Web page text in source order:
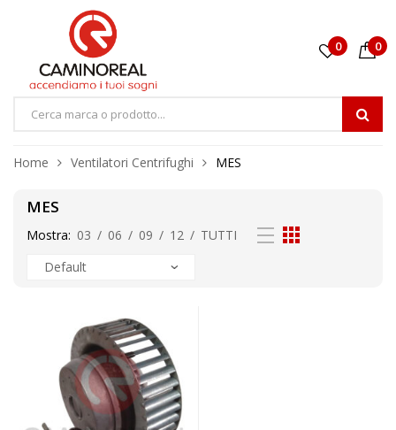
0 0
Home Ventilatori Centrifughi MES
MES
Mostra: 03 / 06 / 09 / 12 / TUTTI